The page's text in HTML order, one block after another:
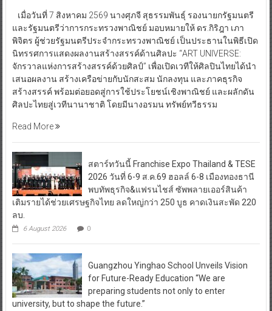
เมื่อวันที่ 7 สิงหาคม 2569 นางศุภจี สุธรรมพันธุ์ รองนายกรัฐมนตรี
และรัฐมนตรีว่าการกระทรวงพาณิชย์ มอบหมายให้ ดร.กิริฎา เภา
พิจิตร ผู้ช่วยรัฐมนตรีประจำกระทรวงพาณิชย์ เป็นประธานในพิธีเปิด
นิทรรศการแสดงผลงานสร้างสรรค์ด้านศิลปะ “ART UNIVERSE:
จักรวาลแห่งการสร้างสรรค์ด้วยศิลป์” เพื่อเปิดเวทีให้ศิลปินไทยได้นำ
เสนอผลงาน สร้างเครือข่ายกับนักสะสม นักลงทุน และภาคธุรกิจ
สร้างสรรค์ พร้อมต่อยอดสู่การใช้ประโยชน์เชิงพาณิชย์ และผลักดัน
ศิลปะไทยสู่เวทีนานาชาติ โดยมีนางอรมน ทรัพย์ทวีธรรม
Read More
สตาร์ทวันนี้ Franchise Expo Thailand & TESE
2026 วันที่ 6-9 ส.ค.69 ฮอลล์ 6-8 เมืองทองธานี
พบทัพธุรกิจ&แฟรนไชส์ ซัพพลายเออร์สินค้า
เติมรายได้ช่วยเศรษฐกิจไทย ลดใหญ่กว่า 250 บูธ คาดเงินสะพัด 220
ลบ.
6 August 2026 0
Guangzhou Yinghao School Unveils Vision
for Future-Ready Education “We are
preparing students not only to enter
university, but to shape the future.”